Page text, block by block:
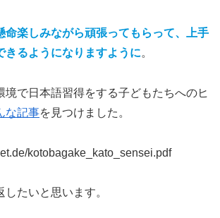
命楽しみながら頑張ってもらって、上手
きるようになりますように。
境で日本語習得をする子どもたちへのヒ
な記事を見つけました。
kotobagake_kato_sensei.pdf
たいと思います。